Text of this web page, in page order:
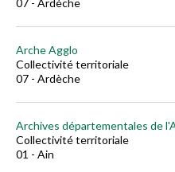
07 - Ardèche
Arche Agglo
Collectivité territoriale
07 - Ardèche
Archives départementales de
Collectivité territoriale
01 - Ain